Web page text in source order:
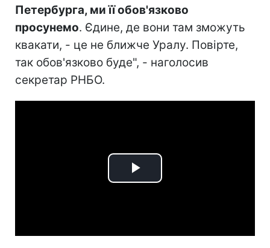
Петербурга, ми її обов'язково
просунемо. Єдине, де вони там зможуть
квакати, - це не ближче Уралу. Повірте,
так обов'язково буде", - наголосив
секретар РНБО.
Play